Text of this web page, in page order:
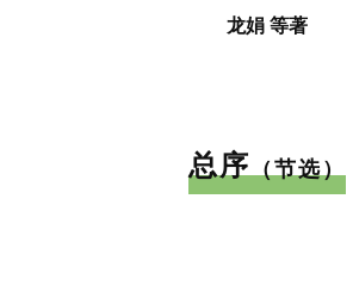
龙娟 等著
总序（节选）